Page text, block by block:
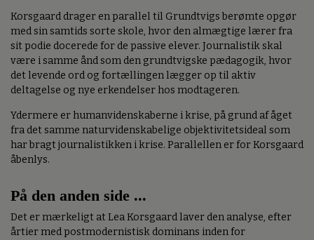
Korsgaard drager en parallel til Grundtvigs berømte opgør
med sin samtids sorte skole, hvor den almægtige lærer fra
sit podie docerede for de passive elever. Journalistik skal
være i samme ånd som den grundtvigske pædagogik, hvor
det levende ord og fortællingen lægger op til aktiv
deltagelse og nye erkendelser hos modtageren.
Ydermere er humanvidenskaberne i krise, på grund af åget
fra det samme naturvidenskabelige objektivitetsideal som
har bragt journalistikken i krise. Parallellen er for Korsgaard
åbenlys.
På den anden side ...
Det er mærkeligt at Lea Korsgaard laver den analyse, efter
årtier med postmodernistisk dominans inden for